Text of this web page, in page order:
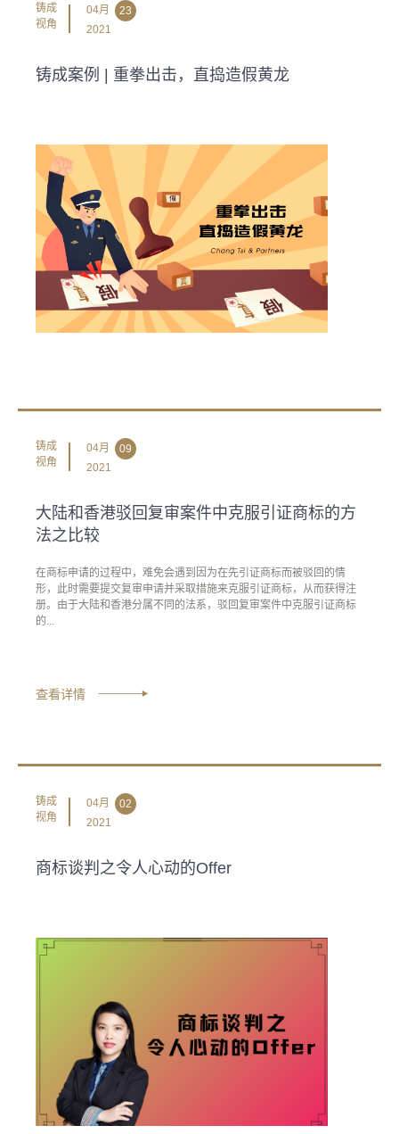
铸成
视角
04月
23
2021
铸成案例 | 重拳出击，直捣造假黄龙
铸成
视角
04月
09
2021
大陆和香港驳回复审案件中克服引证商标的方
法之比较
在商标申请的过程中，难免会遇到因为在先引证商标而被驳回的情
形，此时需要提交复审申请并采取措施来克服引证商标，从而获得注
册。由于大陆和香港分属不同的法系，驳回复审案件中克服引证商标
的...
查看详情
铸成
视角
04月
02
2021
商标谈判之令人心动的Offer